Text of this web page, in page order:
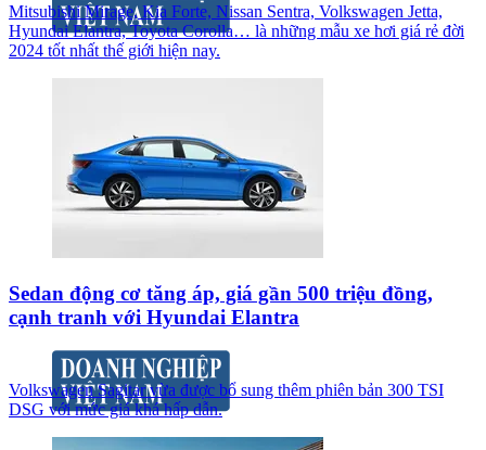
Mitsubishi Mirage, Kia Forte, Nissan Sentra, Volkswagen Jetta,
Hyundai Elantra, Toyota Corolla… là những mẫu xe hơi giá rẻ đời
2024 tốt nhất thế giới hiện nay.
Sedan động cơ tăng áp, giá gần 500 triệu đồng,
cạnh tranh với Hyundai Elantra
Volkswagen Sagitar vừa được bổ sung thêm phiên bản 300 TSI
DSG với mức giá khá hấp dẫn.